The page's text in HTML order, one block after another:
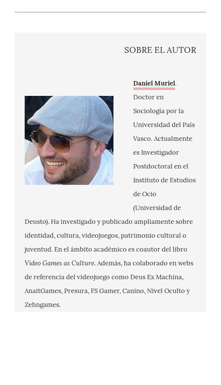
Sobre el autor
Daniel Muriel.
Doctor en
Sociología por la
Universidad del País
Vasco. Actualmente
es Investigador
Postdoctoral en el
Instituto de Estudios
de Ocio
(Universidad de
Deusto). Ha investigado y publicado ampliamente sobre
identidad, cultura, videojuegos, patrimonio cultural o
juventud. En el ámbito académico es coautor del libro
Video Games as Culture. Además, ha colaborado en webs
de referencia del videojuego como Deus Ex Machina,
AnaitGames, Presura, FS Gamer, Canino, Nivel Oculto y
Zehngames.